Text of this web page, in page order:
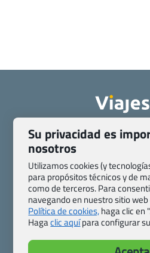
Quienes somos
Pasaporte, Visado, Salud y otras
Blog de Viajes.com
Preguntas frecuentes
Política de privacidad y
Todas las
Last Minute
Su privacidad es
nosotros
Utilizamos cookies (y
para propósitos técnicos y de
como de terceros. Para
navegando en nuestro sitio
Política de cookies,haga clic en
Hagaclic aquípara configurar